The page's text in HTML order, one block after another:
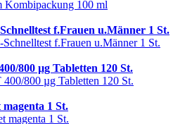
f.Frauen u.Männer 1 St.
800 µg Tabletten 120 St.
1 St.